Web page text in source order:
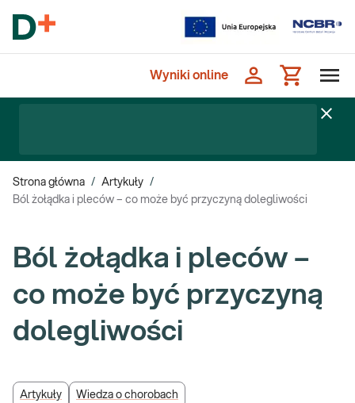
Wyniki online
Strona główna / Artykuły /
Ból żołądka i pleców – co może być przyczyną dolegliwości
Ból żołądka i pleców –
co może być przyczyną
dolegliwości
Artykuły Wiedza o chorobach